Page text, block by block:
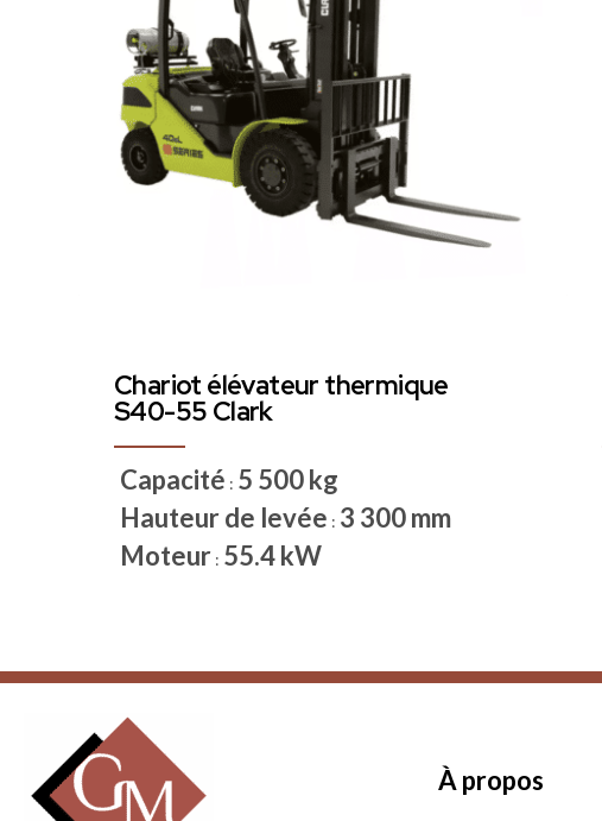
Chariot élévateur thermique
S40-55 Clark
Capacité : 5 500 kg
Hauteur de levée : 3 300 mm
Moteur : 55.4 kW
À propos